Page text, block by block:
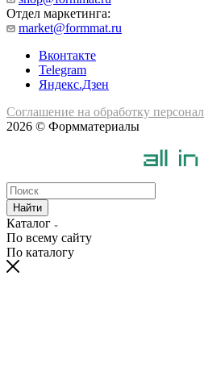
Отдел маркетинга:
market@formmat.ru
Вконтакте
Telegram
Яндекс.Дзен
Соглашение на обработку
2026 © Формматериалы
Найти
Каталог
По всему сайту
По каталогу